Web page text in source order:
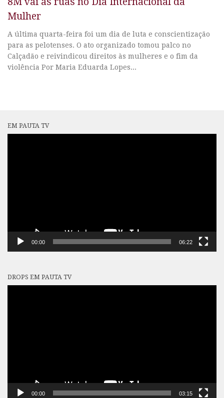
Mulher
A última quarta-feira foi um dia de luta e conscientização
para as pelotenses. O ato organizado tomou palco no
Calçadão e reivindicou direitos às mulheres e o fim da
violência Por Maria Eduarda Lopes...
EM PAUTA TV
00:00 06:22
DROPS EM PAUTA TV
00:00 03:15